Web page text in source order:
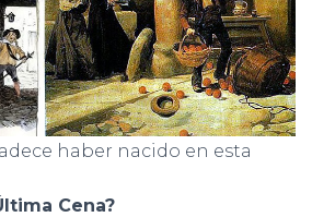
haber nacido en esta
Cena?